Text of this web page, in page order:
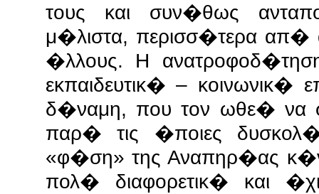
τους και συν�θως
μ�λιστα, περισσ�τερα
�λλους. Η
εκπαιδευτικ� – κοινωνικ�
δ�ναμη, που τον ωθε� να
παρ� τις �ποιες
«φ�ση» της Αναπηρ�ας
πολ� διαφορετικ� και